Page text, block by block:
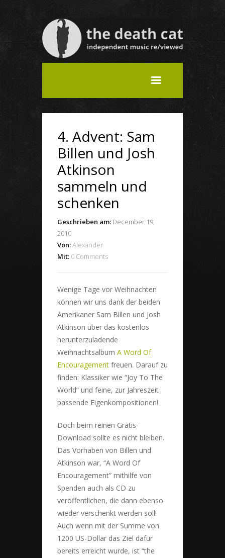
4. Advent: Sam
Billen und Josh
Atkinson
sammeln und
schenken
Geschrieben am: December 19,
2010
Von:Alexander
Mit: 0 Comments
Wenige Tage vor Weihnachten
können wir uns dank der beiden
Amerikaner Sam Billen und Josh
Atkinson über das kostenlos
herunterzuladende
Weihnachtsalbum A Word Of
Encouragement freuen. Darauf zu
finden: Klassiker wie “Joy To The
World” und feine, zur Jahreszeit
passende Eigenkompositionen!
Doch beim reinen Gratis-
Download sollte es nicht bleiben.
Das Vorhaben von Billen und
Atkinson war, “A Word Of
Encouragement” mithilfe von
Spenden auch als CD zu
veröffentlichen, die dann ebenso
wieder verschenkt werden soll!
Auch wenn mit der Summe von
1200 US-Dollar das Ziel dafür
bereits erreicht wurde, ist “the